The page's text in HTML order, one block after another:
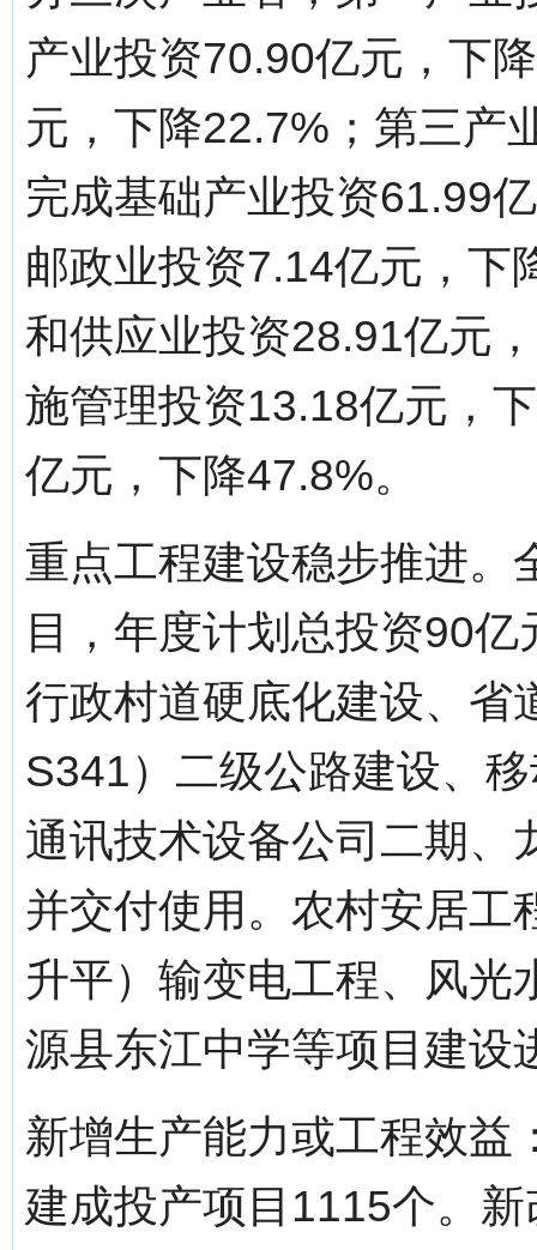
产业投资70.90亿元，下
元，下降22.7%；第三产
完成基础产业投资61.99
邮政业投资7.14亿元，下
和供应业投资28.91亿元
施管理投资13.18亿元，
亿元，下降47.8%。
重点工程建设稳步推进。
目，年度计划总投资90
行政村道硬底化建设、省
S341）二级公路建设、
通讯技术设备公司二期、
并交付使用。农村安居工
升平）输变电工程、风光
源县东江中学等项目建设
新增生产能力或工程效益
建成投产项目1115个。